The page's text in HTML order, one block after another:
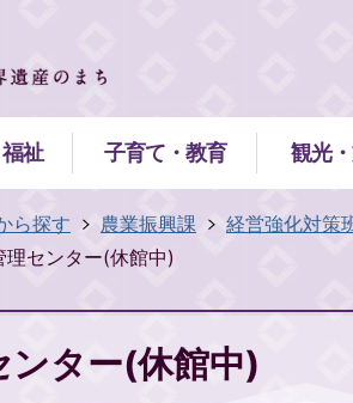
祉 子育て・教育 観光
ら探す 農業振興課 経営強化対策
理センター(休館中)
ンター(休館中)